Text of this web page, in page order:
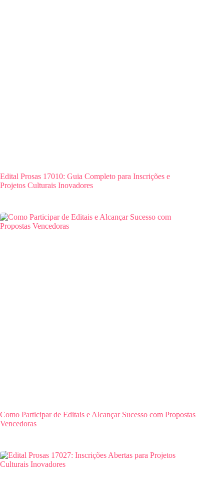
Edital Prosas 17010: Guia Completo para Inscrições e
Projetos Culturais Inovadores
Como Participar de Editais e Alcançar Sucesso com Propostas
Vencedoras